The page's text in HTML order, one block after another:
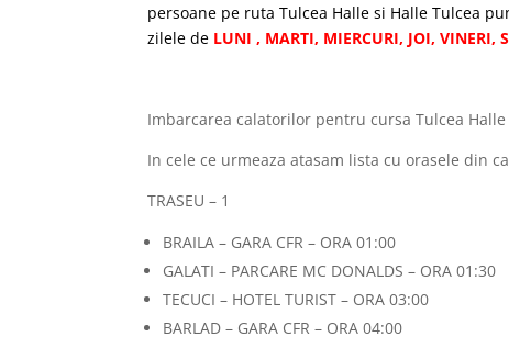
persoane pe ruta Tulcea Halle si Halle Tulcea
zilele de LUNI , MARTI, MIERCURI, JOI, VINERI,
Imbarcarea calatorilor pentru cursa Tulcea
In cele ce urmeaza atasam lista cu orasele din
TRASEU – 1
BRAILA – GARA CFR – ORA 01:00
GALATI – PARCARE MC DONALDS – ORA 01:30
TECUCI – HOTEL TURIST – ORA 03:00
BARLAD – GARA CFR – ORA 04:00